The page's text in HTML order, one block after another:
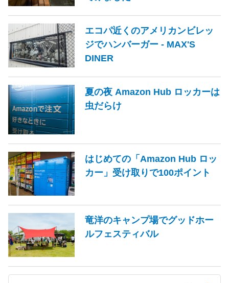
エコパ近くのアメリカンビレッ
ジでハンバーガー - MAX'S
DINER
夏の夜 Amazon Hub ロッカーは
虫だらけ
はじめての「Amazon Hub ロッ
カー」受け取りで100ポイント
竜洋のキャンプ場でグッドホー
ルフェスティバル